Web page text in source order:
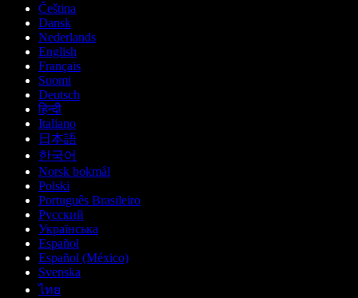
Čeština
Dansk
Nederlands
English
Français
Suomi
Deutsch
हिन्दी
Italiano
日本語
한국어
Norsk bokmål
Polski
Português Brasileiro
Русский
Українська
Español
Español (México)
Svenska
ไทย